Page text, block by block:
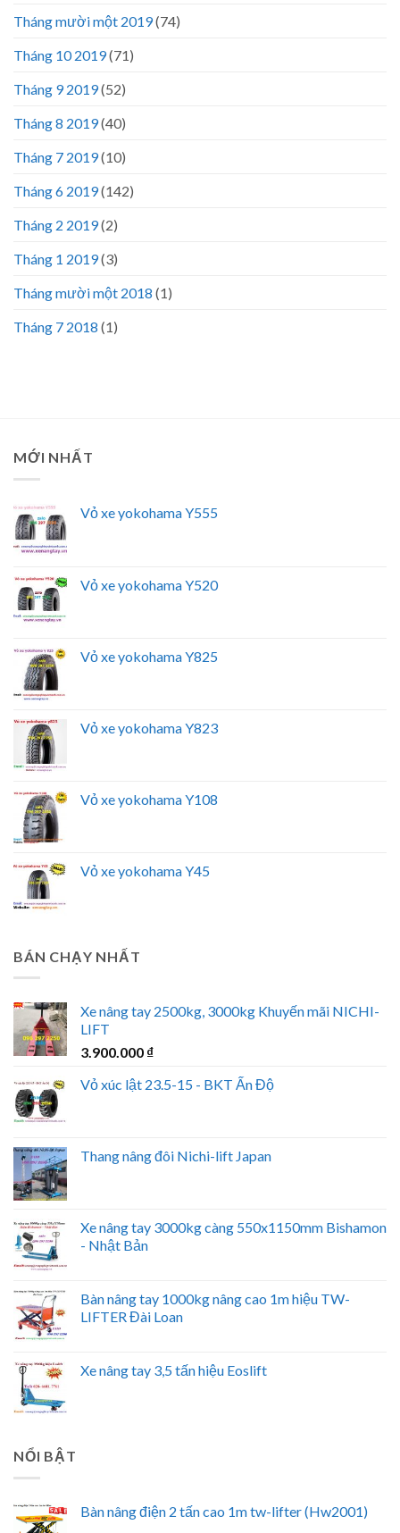
Tháng mười một 2019(74)
Tháng 10 2019(71)
Tháng 9 2019(52)
Tháng 8 2019(40)
Tháng 7 2019(10)
Tháng 6 2019(142)
Tháng 2 2019(2)
Tháng 1 2019(3)
Tháng mười một 2018 (1)
Tháng 7 2018 (1)
MỚI NHẤT
Vỏ xe yokohama Y555
Vỏ xe yokohama Y520
Vỏ xe yokohama Y825
Vỏ xe yokohama Y823
Vỏ xe yokohama Y108
Vỏ xe yokohama Y45
BÁN CHẠY NHẤT
Xe nâng tay 2500kg, 3000kg Khuyến mãi NICHI-
LIFT
3.900.000 ₫
Vỏ xúc lật 23.5-15 - BKT Ấn Độ
Thang nâng đôi Nichi-lift Japan
Xe nâng tay 3000kg càng 550x1150mm Bishamon
- Nhật Bản
Bàn nâng tay 1000kg nâng cao 1m hiệu TW-
LIFTER Đài Loan
Xe nâng tay 3,5 tấn hiệu Eoslift
NỔI BẬT
Bàn nâng điện 2 tấn cao 1m tw-lifter (Hw2001)